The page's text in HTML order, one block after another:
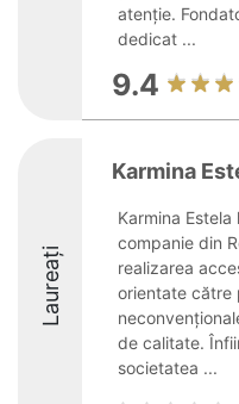
atenție.
dedicat ...
9.4
Laureați
Karmina
Karmina
companie din
realizarea
orientate către
de calitate.
societatea ...